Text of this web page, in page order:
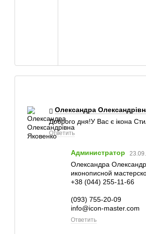
Олександра
Доброго дня!У Вас є ікона
Ответить
Администратор
Олександра
иконописной
+38 (044) 255-11-66
(093) 755-20-09
info@icon-master.com
Ответить